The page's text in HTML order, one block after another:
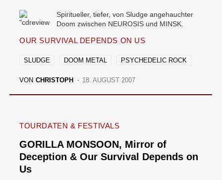
Spiritueller, tiefer, von Sludge angehauchter
Doom zwischen NEUROSIS und MINSK.
OUR SURVIVAL DEPENDS ON US
SLUDGE DOOM METAL PSYCHEDELIC ROCK
VON CHRISTOPH 18. AUGUST 2007
TOURDATEN & FESTIVALS
GORILLA MONSOON, Mirror of
Deception & Our Survival Depends on
Us